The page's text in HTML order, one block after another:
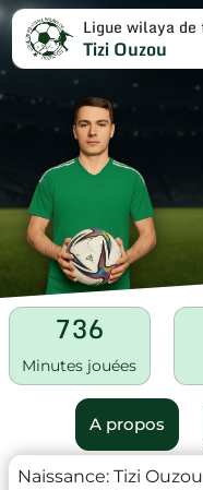
Ligue wilaya
Tizi Ouzou
736
Minutes jouées
A propos
Naissance: Tizi